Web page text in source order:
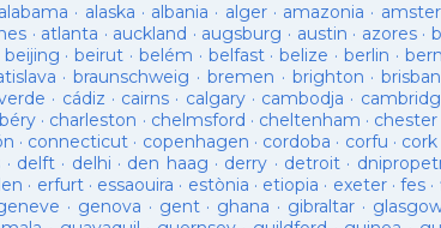
alabama · alaska · albania · alger· amazonia ·
· atlanta · auckland · augsburg · austin · azores·
beijing ·beirut · belém · belfast·belize · berlin · bern
·braunschweig · bremen · brighton ·
· cádiz · cairns · calgary· cambodja ·
· charleston · chelmsford · cheltenham · chester
· connecticut · copenhagen · cordoba · corfu · cork
· delft· delhi · den haag · derry · detroit·
· erfurt· essaouira · estònia · etiopia · exeter· fes ·
· genova · gent· ghana · gibraltar ·